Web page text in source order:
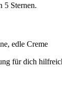
5 Sternen.
edle Creme
für dich